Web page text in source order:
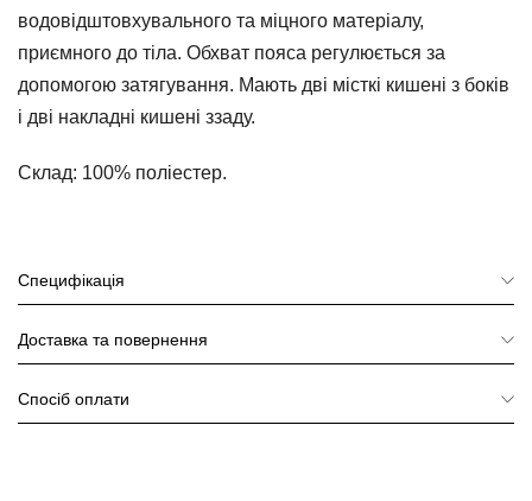
Туніки та
Шорти
водовідштовхувального та міцного матеріалу,
приємного до тіла. Обхват пояса регулюється за
допомогою затягування. Мають дві місткі кишені з боків
і дві накладні кишені ззаду.
Склад: 100% поліестер.
Специфікація
Доставка та повернення
Спосіб оплати